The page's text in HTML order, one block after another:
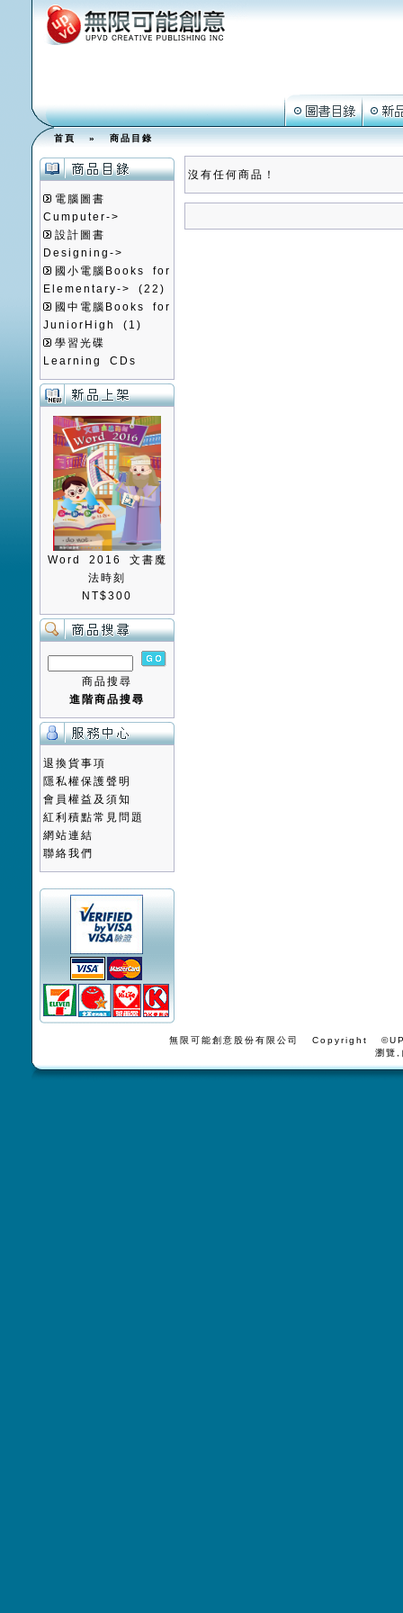
首頁»商品目錄
電腦圖書
Cumputer->
設計圖書
Designing->
國小電腦Books for
Elementary->
(22)
國中電腦Books for
JuniorHigh
(1)
學習光碟
Learning CDs
Word 2016 文書魔
法時刻
NT$300
商品搜尋
進階商品搜尋
退換貨事項
隱私權保護聲明
會員權益及須知
紅利積點常見問題
網站連結
聯絡我們
沒有任何商品！
無限可能創意股份有限公司 Copyright
瀏